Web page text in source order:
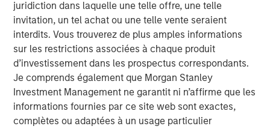
juridiction dans laquelle une telle offre, une telle
invitation, un tel achat ou une telle vente seraient
interdits. Vous trouverez de plus amples informations
sur les restrictions associées à chaque produit
d’investissement dans les prospectus correspondants.
Je comprends également que Morgan Stanley
Investment Management ne garantit ni n’affirme que les
informations fournies par ce site web sont exactes,
complètes ou adaptées à un usage particulier
The Authors
Tony Charles
Managing Director